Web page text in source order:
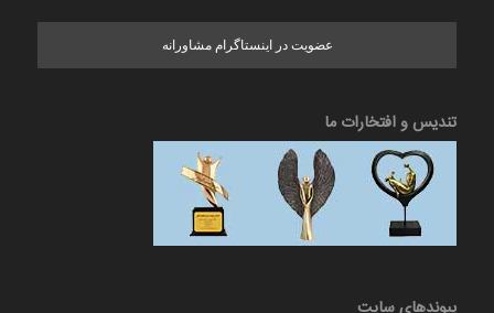
عضویت در اینستاگرام مشاورانه
تندیس و افتخارات ما